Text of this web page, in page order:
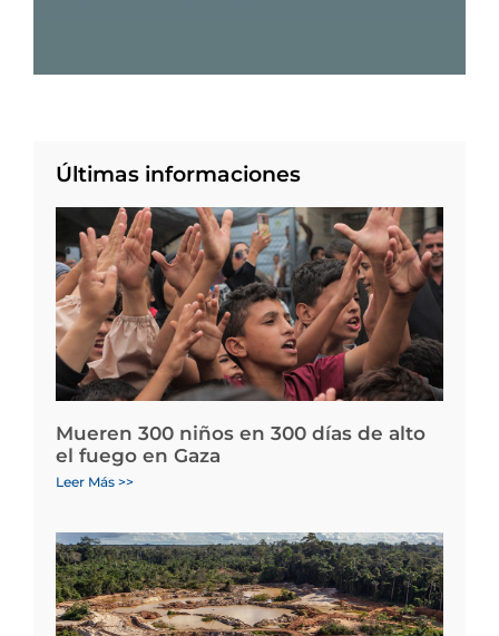
Últimas informaciones
Mueren 300 niños en 300 días de alto
el fuego en Gaza
Leer Más >>